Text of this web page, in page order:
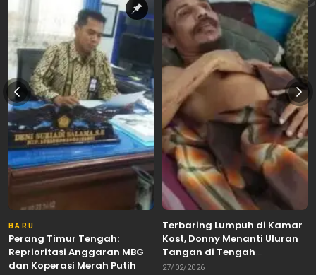
BARU
Perang Timur Tengah:
Reprioritasi Anggaran MBG
dan Koperasi Merah Putih
Terbaring Lumpuh di Kamar
Kost, Donny Menanti Uluran
Tangan di Tengah
Keterbatasan
27/02/2026